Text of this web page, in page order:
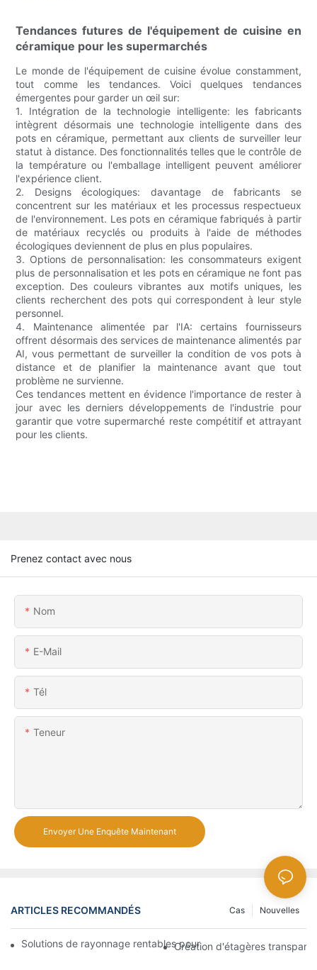
Tendances futures de l'équipement de cuisine en
céramique pour les supermarchés
Le monde de l'équipement de cuisine évolue constamment,
tout comme les tendances. Voici quelques tendances
émergentes pour garder un œil sur:
1. Intégration de la technologie intelligente: les fabricants
intègrent désormais une technologie intelligente dans des
pots en céramique, permettant aux clients de surveiller leur
statut à distance. Des fonctionnalités telles que le contrôle de
la température ou l'emballage intelligent peuvent améliorer
l'expérience client.
2. Designs écologiques: davantage de fabricants se
concentrent sur les matériaux et les processus respectueux
de l'environnement. Les pots en céramique fabriqués à partir
de matériaux recyclés ou produits à l'aide de méthodes
écologiques deviennent de plus en plus populaires.
3. Options de personnalisation: les consommateurs exigent
plus de personnalisation et les pots en céramique ne font pas
exception. Des couleurs vibrantes aux motifs uniques, les
clients recherchent des pots qui correspondent à leur style
personnel.
4. Maintenance alimentée par l'IA: certains fournisseurs
offrent désormais des services de maintenance alimentés par
AI, vous permettant de surveiller la condition de vos pots à
distance et de planifier la maintenance avant que tout
problème ne survienne.
Ces tendances mettent en évidence l'importance de rester à
jour avec les derniers développements de l'industrie pour
garantir que votre supermarché reste compétitif et attrayant
pour les clients.
Prenez contact avec nous
Nom
E-Mail
Tél
Teneur
Envoyer Une Enquête Maintenant
ARTICLES RECOMMANDÉS Nouvelles
Cas
Solutions de rayonnage rentables pour les supermarchés: une
Création d'étagères